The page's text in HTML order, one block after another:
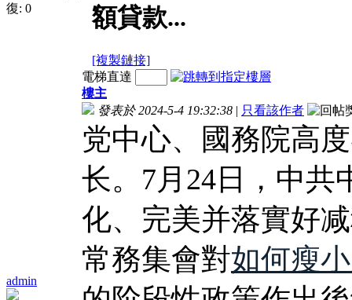
復: 0
額貸款...
[複製鏈接]
admin
電梯直達
樓主
發表於 2024-5-4 19:32:38 | 只看該作者
党中心、國務院高
长。7月24日，中共
化、完美并落實好
常務集會對如何瘦